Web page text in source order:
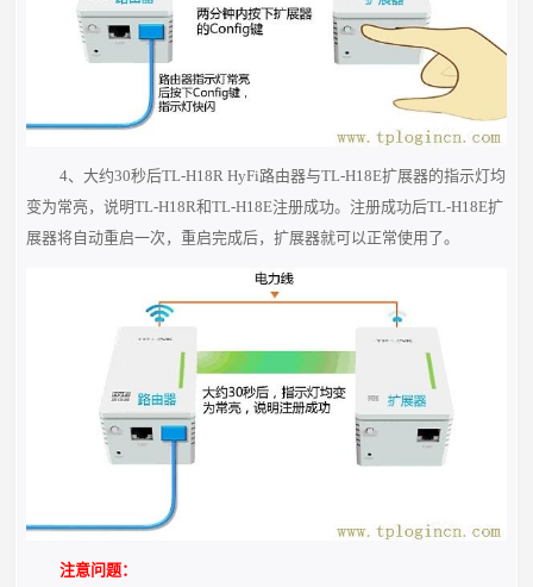
4、大约30秒后TL-H18R HyFi路由器与TL-H18E扩展器的指示灯均
变为常亮，说明TL-H18R和TL-H18E注册成功。注册成功后TL-H18E扩
展器将自动重启一次，重启完成后，扩展器就可以正常使用了。
注意问题：